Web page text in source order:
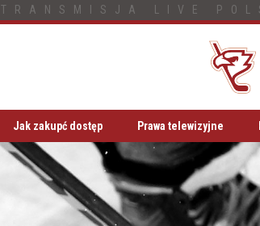
TRANSMISJA LIVE
Jak zakupć dostęp Prawa telewizyjne